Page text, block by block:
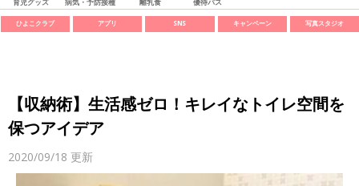
ひよこクラブ アプリ SNS キャンペーン 写真スタジオ
【収納術】生活感ゼロ！キレイなトイレ空間を
保つアイデア
2020/09/18 更新